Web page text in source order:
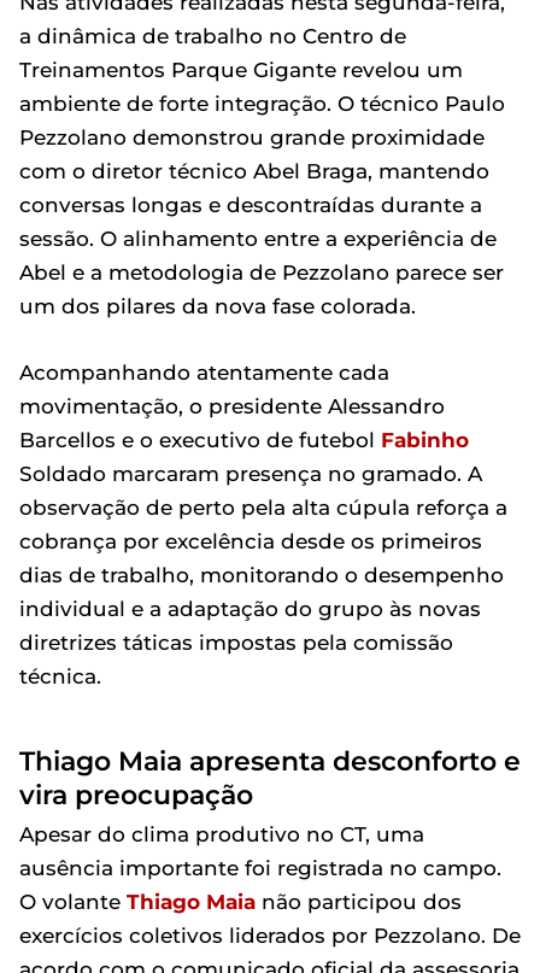
a dinâmica de trabalho no Centro de
Treinamentos Parque Gigante revelou um
ambiente de forte integração. O técnico Paulo
Pezzolano demonstrou grande proximidade
com o diretor técnico Abel Braga, mantendo
conversas longas e descontraídas durante a
sessão. O alinhamento entre a experiência de
Abel e a metodologia de Pezzolano parece ser
um dos pilares da nova fase colorada.
Acompanhando atentamente cada
movimentação, o presidente Alessandro
Barcellos e o executivo de futebol Fabinho
Soldado marcaram presença no gramado. A
observação de perto pela alta cúpula reforça a
cobrança por excelência desde os primeiros
dias de trabalho, monitorando o desempenho
individual e a adaptação do grupo às novas
diretrizes táticas impostas pela comissão
técnica.
Thiago Maia apresenta desconforto e
vira preocupação
Apesar do clima produtivo no CT, uma
ausência importante foi registrada no campo.
O volante Thiago Maia não participou dos
exercícios coletivos liderados por Pezzolano. De